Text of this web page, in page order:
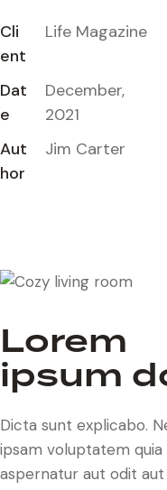
Lorem
ipsum
Dicta sunt explicabo.
ipsam voluptatem
aspernatur aut odit aut
Cli
ent
Life Magazine
Dat
e
December,
2021
Aut
hor
Jim Carter